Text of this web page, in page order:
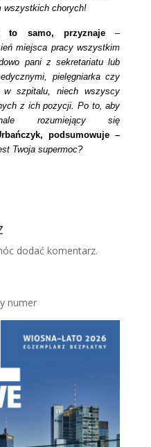
wszystkich chorych!
to samo, przyznaje–
miejsca pracy wszystkim
pani z sekretariatu lub
pielęgniarka czy
w szpitalu, niech wszyscy
z ich pozycji. Po to, aby
rozumiejący się
podsumowuje –
Twoja supermoc?
dodać komentarz.
numer